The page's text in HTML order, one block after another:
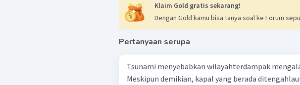
Klaim Gold gratis sekarang!
Dengan Gold kamu bisa tanya soal ke Forum
Pertanyaan serupa
Tsunami menyebabkan wilayahterdampak
Meskipun demikian, kapal yang berada